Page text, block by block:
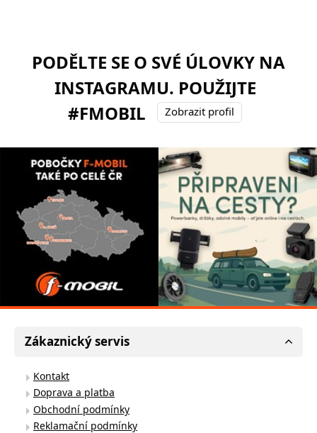
PODĚLTE SE O SVÉ ÚLOVKY NA
INSTAGRAMU. POUŽIJTE
#FMOBIL
Zobrazit profil
Zákaznický servis
Kontakt
Doprava a platba
Obchodní podmínky
Reklamační podmínky